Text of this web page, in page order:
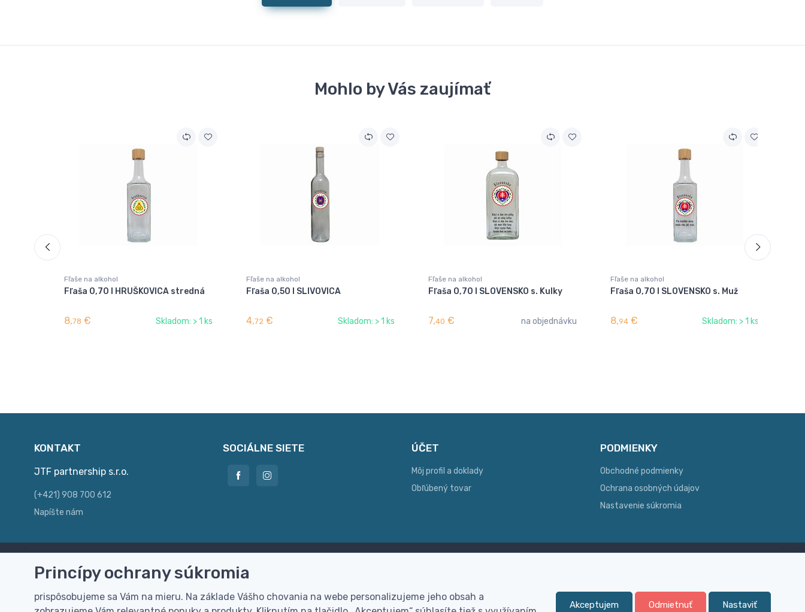
Mohlo by Vás zaujímať
Fľaše na alkohol
Fľaša 0,70 l HRUŠKOVICA stredná
8,78 € Skladom: > 1 ks
Fľaše na alkohol
Fľaša 0,50 l SLIVOVICA
4,72 € Skladom: > 1 ks
Fľaše na alkohol
Fľaša 0,70 l SLOVENSKO s. Kulky
7,40 € na objednávku
Fľaše na alkohol
Fľaša 0,70 l SLOVENSKO s. Muž
8,94 € Skladom: > 1 ks
KONTAKT
JTF partnership s.r.o.
(+421) 908 700 612
Napíšte nám
SOCIÁLNE SIETE ÚČET
Môj profil a doklady
Obľúbený tovar
PODMIENKY
Obchodné podmienky
Ochrana osobných údajov
Nastavenie súkromia
Doprava zdarma
100 EUR (bez DPH)
prevodom alebo na dobierku
Vyrobíme Vám vlastný originálny
darček
Široký sortiment, z ktorého Vám
pomôžeme vybrať
Princípy ochrany súkromia
prispôsobujeme sa Vám na mieru. Na základe Vášho chovania na webe personalizujeme jeho obsah a
Akceptujem Odmietnuť Nastaviť